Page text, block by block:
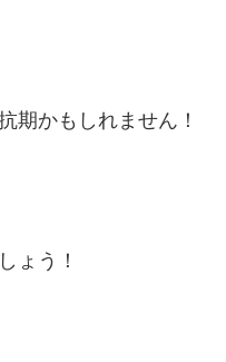
期かもしれません！
ょう！